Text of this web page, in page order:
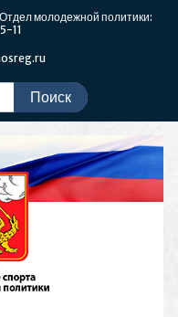
молодежной политики:
11